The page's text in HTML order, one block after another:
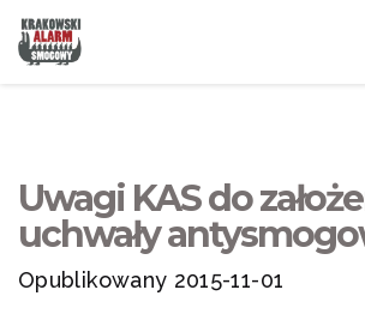
Uwagi KAS do
uchwały
Opublikowany 2015-11-01